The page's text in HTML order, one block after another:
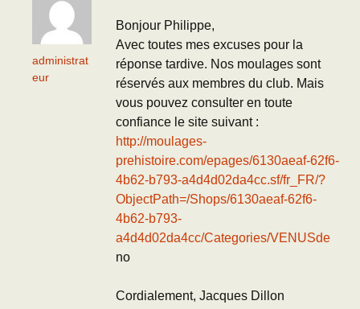
administrat
eur
Bonjour Philippe,
Avec toutes mes excuses pour la
réponse tardive. Nos moulages sont
réservés aux membres du club. Mais
vous pouvez consulter en toute
confiance le site suivant :
http://moulages-
prehistoire.com/epages/6130aeaf-62f6-
4b62-b793-a4d4d02da4cc.sf/fr_FR/?
ObjectPath=/Shops/6130aeaf-62f6-
4b62-b793-
a4d4d02da4cc/Categories/VENUSde
no
Cordialement, Jacques Dillon